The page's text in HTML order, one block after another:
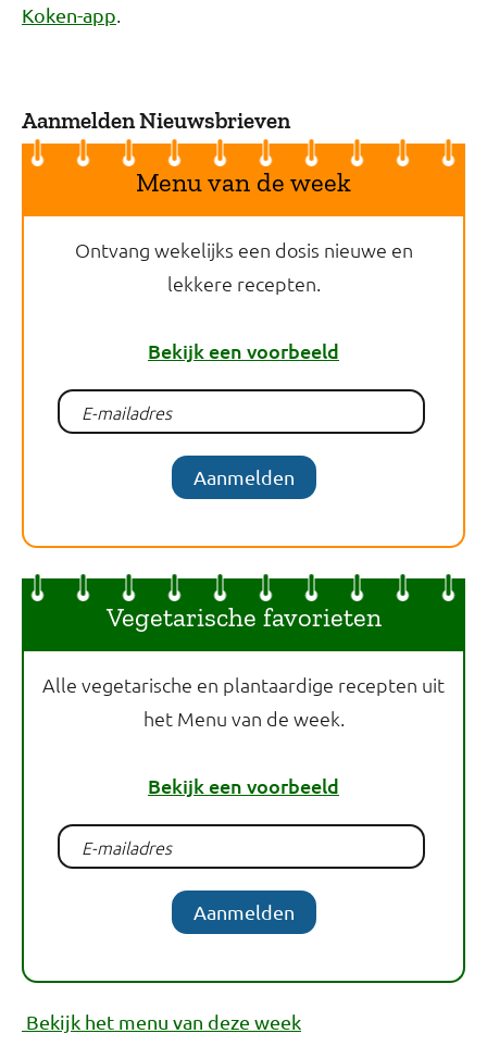
Koken-app.
Aanmelden Nieuwsbrieven
Menu van de week
Ontvang wekelijks een dosis nieuwe en
lekkere recepten.
Bekijk een voorbeeld
Aanmelden
Vegetarische favorieten
Alle vegetarische en plantaardige recepten uit
het Menu van de week.
Bekijk een voorbeeld
Aanmelden
Bekijk het menu van deze week